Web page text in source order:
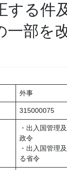
する件
一部を
外事
315000075
・出入国管理
政令
・出入国管理
る省令